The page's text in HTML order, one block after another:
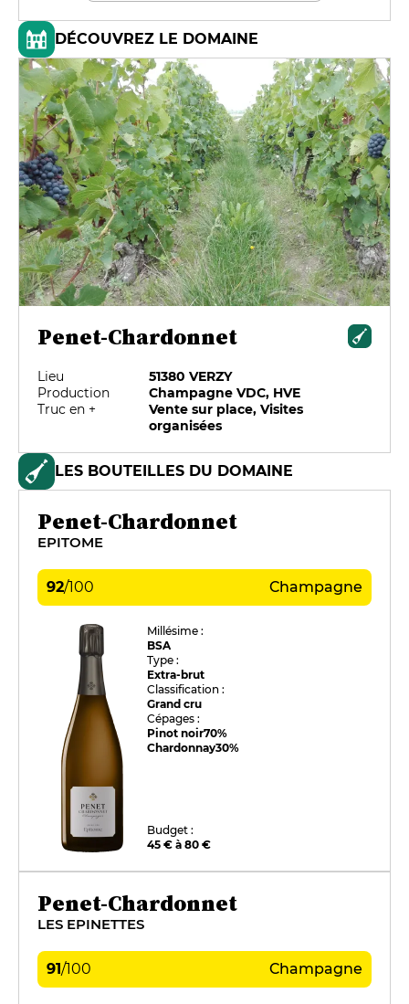
DÉCOUVREZ LE DOMAINE
Penet-Chardonnet
Lieu
51380 VERZY
Production
Champagne VDC, HVE
Truc en +
Vente sur place, Visites
organisées
LES BOUTEILLES DU DOMAINE
Penet-Chardonnet
EPITOME
92/100 Champagne
Millésime :
BSA
Type :
Extra-brut
Classification :
Grand cru
Cépages :
Pinot noir70%
Chardonnay30%
Budget :
45 € à 80 €
Penet-Chardonnet
LES EPINETTES
91/100 Champagne